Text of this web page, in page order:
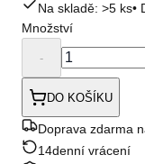
Na skladě: >5 ks•
Množství
-
DO KOŠÍKU
Doprava zdarma
14denní vrácení